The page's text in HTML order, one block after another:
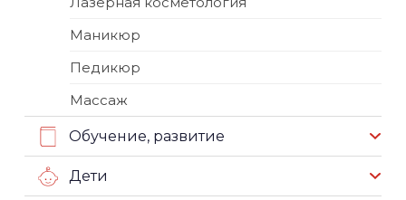
Маникюр
Педикюр
Массаж
Обучение, развитие
Дети